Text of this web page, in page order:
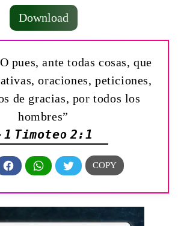
Download
pues, ante todas cosas, que
oraciones, peticiones,
de gracias, por todos los
hombres”
1 Timoteo 2:1